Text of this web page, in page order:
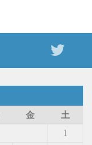
金
土
1